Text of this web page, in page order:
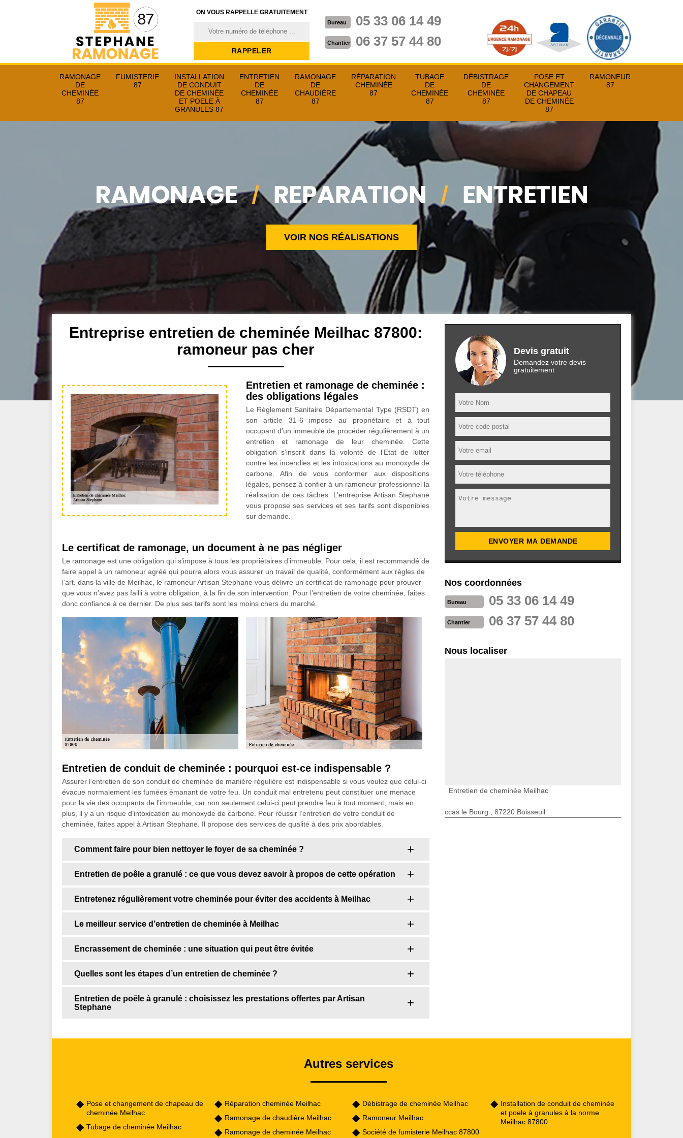
ON VOUS RAPPELLE GRATUITEMENT
Bureau 05 33 06 14 49
Chantier 06 37 57 44 80
RAMONAGE
DE
CHEMINÉE
87
FUMISTERIE
87
INSTALLATION
DE CONDUIT
DE CHEMINÉE
ET POELE À
GRANULES 87
ENTRETIEN
DE
CHEMINÉE
87
RAMONAGE
DE
CHAUDIÈRE
87
RÉPARATION
CHEMINÉE
87
TUBAGE
DE
CHEMINÉE
87
DÉBISTRAGE
DE
CHEMINÉE
87
POSE ET
CHANGEMENT
DE CHAPEAU
DE CHEMINÉE
87
RAMONEUR
87
VOIR NOS RÉALISATIONS
Entreprise entretien de cheminée Meilhac 87800:
ramoneur pas cher
Entretien et ramonage de cheminée :
des obligations légales
Le Règlement Sanitaire Départemental Type (RSDT) en
son article 31-6 impose au propriétaire et à tout
occupant d’un immeuble de procéder régulièrement à un
entretien et ramonage de leur cheminée. Cette
obligation s’inscrit dans la volonté de l’Etat de lutter
contre les incendies et les intoxications au monoxyde de
carbone. Afin de vous conformer aux dispositions
légales, pensez à confier à un ramoneur professionnel la
réalisation de ces tâches. L’entreprise Artisan Stephane
vous propose ses services et ses tarifs sont disponibles
sur demande.
Le certificat de ramonage, un document à ne pas négliger
Le ramonage est une obligation qui s’impose à tous les propriétaires d’immeuble. Pour cela, il est recommandé de
faire appel à un ramoneur agréé qui pourra alors vous assurer un travail de qualité, conformément aux règles de
l’art. dans la ville de Meilhac, le ramoneur Artisan Stephane vous délivre un certificat de ramonage pour prouver
que vous n’avez pas failli à votre obligation, à la fin de son intervention. Pour l’entretien de votre cheminée, faites
donc confiance à ce dernier. De plus ses tarifs sont les moins chers du marché.
Entretien de conduit de cheminée : pourquoi est-ce indispensable ?
Assurer l’entretien de son conduit de cheminée de manière régulière est indispensable si vous voulez que celui-ci
évacue normalement les fumées émanant de votre feu. Un conduit mal entretenu peut constituer une menace
pour la vie des occupants de l’immeuble, car non seulement celui-ci peut prendre feu à tout moment, mais en
plus, il y a un risque d’intoxication au monoxyde de carbone. Pour réussir l’entretien de votre conduit de
cheminée, faites appel à Artisan Stephane. Il propose des services de qualité à des prix abordables.
Comment faire pour bien nettoyer le foyer de sa cheminée ?
Entretien de poêle a granulé : ce que vous devez savoir à propos de cette opération
Entretenez régulièrement votre cheminée pour éviter des accidents à Meilhac
Le meilleur service d’entretien de cheminée à Meilhac
Encrassement de cheminée : une situation qui peut être évitée
Quelles sont les étapes d’un entretien de cheminée ?
Entretien de poêle à granulé : choisissez les prestations offertes par Artisan
Stephane
Devis gratuit
Demandez votre devis
gratuitement
Nos coordonnées
Bureau 05 33 06 14 49
Chantier 06 37 57 44 80
Nous localiser
Entretien de cheminée Meilhac
ccas le Bourg , 87220 Boisseuil
Autres services
Pose et changement de chapeau de
cheminée Meilhac
Tubage de cheminée Meilhac
Réparation cheminée Meilhac
Ramonage de chaudière Meilhac
Ramonage de cheminée Meilhac
Débistrage de cheminée Meilhac
Ramoneur Meilhac
Société de fumisterie Meilhac 87800
Installation de conduit de cheminée
et poele à granules à la norme
Meilhac 87800